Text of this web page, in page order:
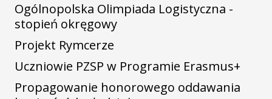
Ogólnopolska Olimpiada Logistyczna -
stopień okręgowy
Projekt Rymcerze
Uczniowie PZSP w Programie Erasmus+
Propagowanie honorowego oddawania